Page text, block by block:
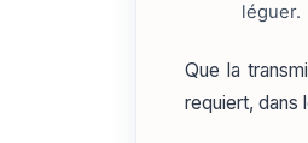
léguer.
Que la
requiert, dans